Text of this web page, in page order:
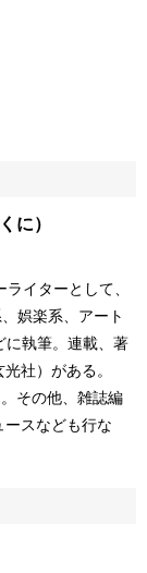
に）
イターとして、
娯楽系、アート
に執筆。連載、著
社）がある。
その他、雑誌編
スなども行な